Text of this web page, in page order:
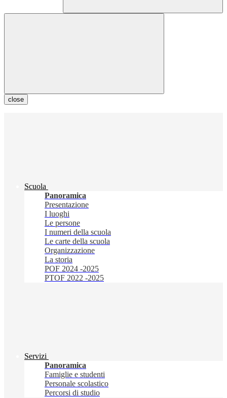
close
Scuola
Panoramica
Presentazione
I luoghi
Le persone
I numeri della scuola
Le carte della scuola
Organizzazione
La storia
POF 2024 -2025
PTOF 2022 -2025
Servizi
Panoramica
Famiglie e studenti
Personale scolastico
Percorsi di studio